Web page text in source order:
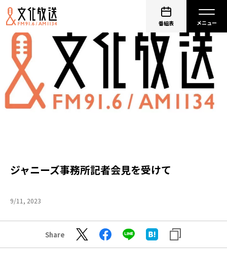
番組表
ジャニーズ事務所記者会見を受けて
9/11, 2023
Share